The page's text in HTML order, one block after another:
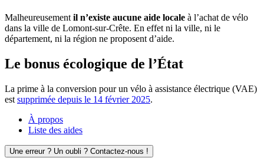
Malheureusement il n’existe aucune aide locale à l’achat de vélo
dans la ville de Lomont-sur-Crête. En effet ni la ville, ni le
département, ni la région ne proposent d’aide.
Le bonus écologique de l’État
La prime à la conversion pour un vélo à assistance électrique (VAE)
est supprimée depuis le 14 février 2025.
À propos
Liste des aides
Une erreur ? Un oubli ? Contactez-nous !